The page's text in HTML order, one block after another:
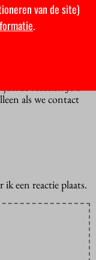
gepubliceerd
commerciële
worden vaak
reacties. Je e-
als we contact
een reactie plaats.
van de site)
.